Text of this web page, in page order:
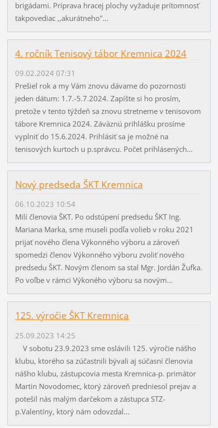
brigádami. Príprava hracej plochy vyžaduje prítomnosť
takpovediac ,,akurátneho"...
4. ročník Tenisový tábor Kremnica 2024
09.02.2024 07:31
Prešiel rok a my Vám znovu dávame do pozornosti
jeden dátum: 1.7.-5.7.2024. Zapíšte si ho prosím,
pretože v tento týždeň sa znovu stretneme v tenisovom
tábore Kremnica 2024. Záväznú prihlášku prosíme
vyplniť do 15.6.2024. Prihlásiť sa je možné na
tenisových kurtoch u p.správcu. Počet prihlásených...
Nový predseda ŠKT Kremnica
06.10.2023 10:54
Milí členovia ŠKT. Po odstúpení predsedu ŠKT Ing.
Mariana Marka, sme museli podľa volieb v roku 2021
prijať nového člena Výkonného výboru a zároveň
spomedzi členov Výkonného výboru zvoliť nového
predsedu ŠKT. Novým členom sa stal Mgr. Jordán Žufka.
Po voľbe v rámci Výkoného výboru sa novým...
125. výročie ŠKT Kremnica
25.09.2023 14:25
V sobotu 23.9.2023 sme oslávili 125. výročie nášho
klubu, ktorého sa zúčastnili bývali aj súčasní členovia
nášho klubu, zástupcovia mesta Kremnica-p. primátor
Martin Novodomec, ktorý zároveň predniesol prejav a
potešil nás malým darčekom a zástupca STZ-
p.Valentíny, ktorý nám odovzdal...